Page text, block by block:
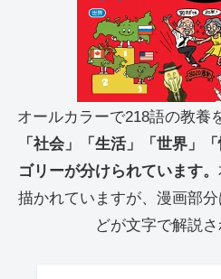
オールカラーで218語の教養
「社会」「生活」「世界」
ゴリーが分けられています。
描かれていますが、漫画部
どが文字で解説さ